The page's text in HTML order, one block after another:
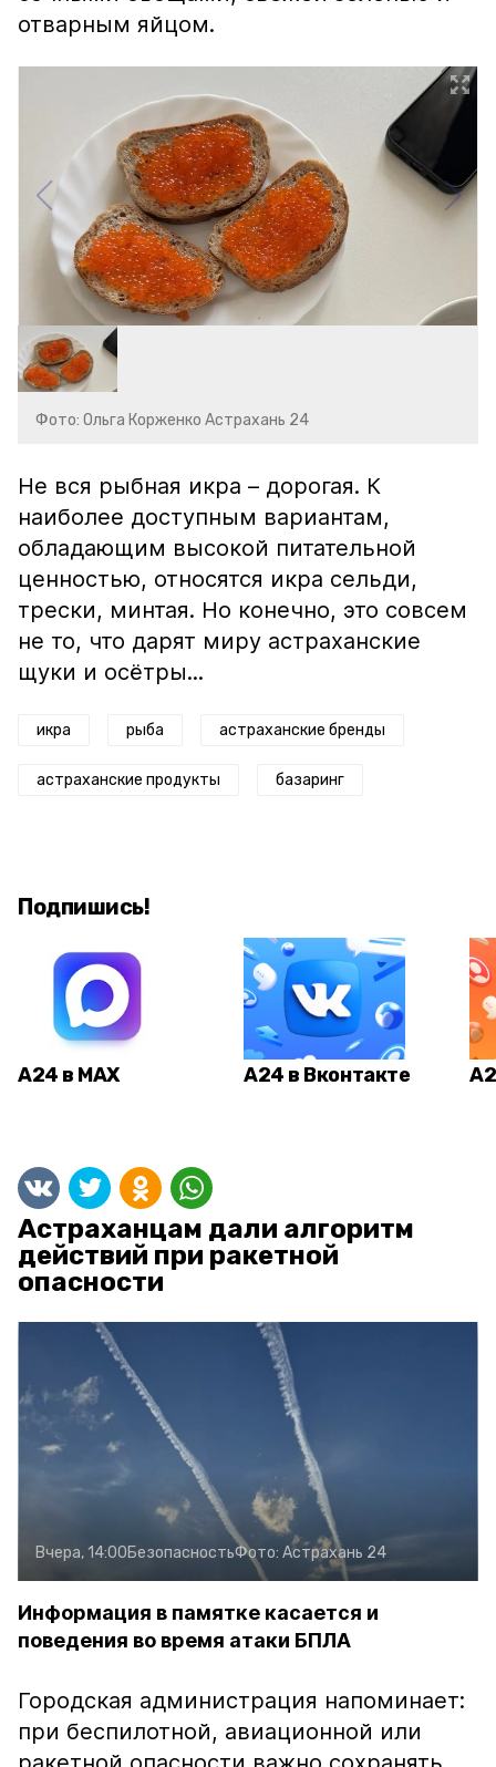
отварным яйцом.
Фото: Ольга Корженко Астрахань 24
Не вся рыбная икра – дорогая. К
наиболее доступным вариантам,
обладающим высокой питательной
ценностью, относятся икра сельди,
трески, минтая. Но конечно, это совсем
не то, что дарят миру астраханские
щуки и осётры...
икра рыба астраханские бренды
астраханские продукты базаринг
Подпишись!
А24 в MAX А24 в Вконтакте
Астраханцам дали алгоритм
действий при ракетной
опасности
Вчера, 14:00БезопасностьФото: Астрахань 24
Информация в памятке касается и
поведения во время атаки БПЛА
Городская администрация напоминает:
при беспилотной, авиационной или